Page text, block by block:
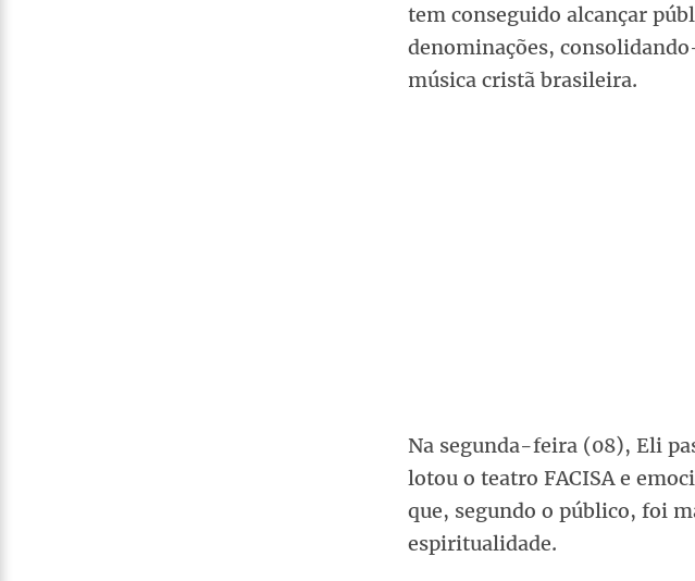
tem conseguido alcançar
denominações,
música cristã brasileira.
Na segunda-feira (08), Eli
lotou o teatro FACISA e
que, segundo o público, foi
espiritualidade.